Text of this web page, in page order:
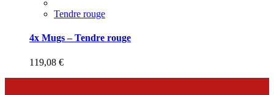
Tendre rouge
4x Mugs – Tendre rouge
119,08 €